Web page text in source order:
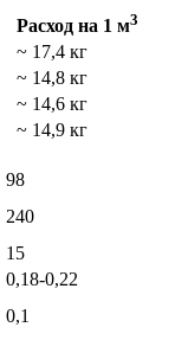
Расход на 1 м3
~ 17,4 кг
~ 14,8 кг
~ 14,6 кг
~ 14,9 кг
98
240
15
0,18-0,22
0,1